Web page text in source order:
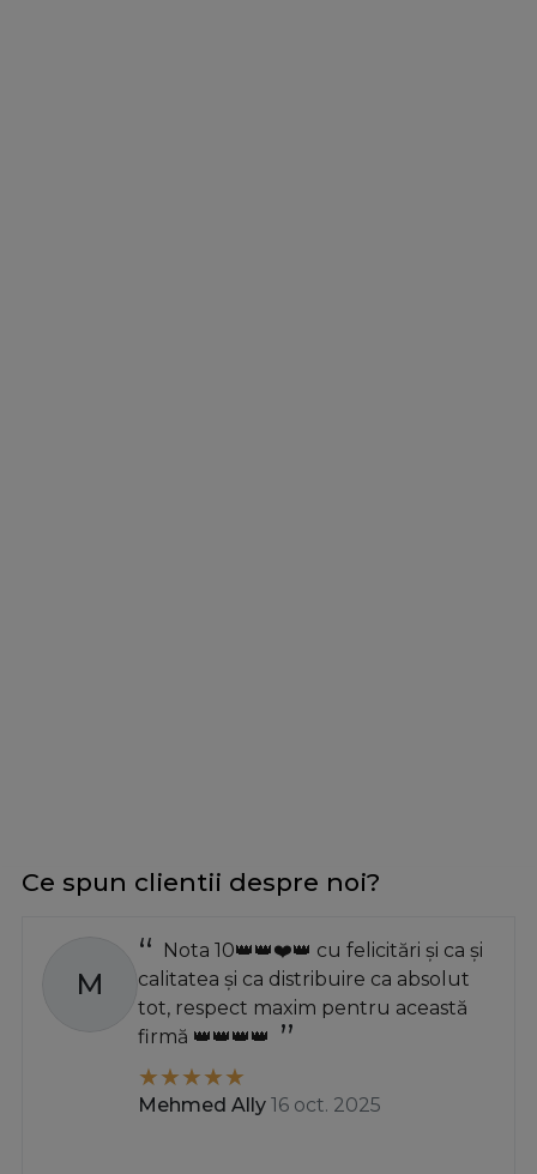
Ce spun clientii despre noi?
M
Nota 10👑👑❤️👑 cu felicitări și ca și
calitatea și ca distribuire ca absolut
tot, respect maxim pentru această
firmă 👑👑👑👑
Mehmed Ally 16 oct. 2025